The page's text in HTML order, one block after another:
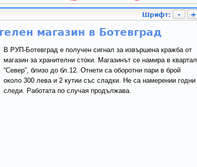
Шрифт: - +
магазин в Ботевград
В РУП-Ботевград е получен сигнал за извършена кражба от
магазин за хранителни стоки. Магазинът се намира в квартал
“Север”, близо до бл.12. Отнети са оборотни пари в брой
около 300 лева и 2 кутии със сладки. Не са намерении годни
следи. Работата по случая продължава.